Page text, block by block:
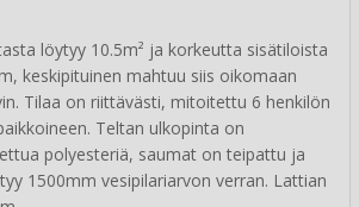
löytyy 10.5m² ja korkeutta sisätiloista
keskipituinen mahtuu siis oikomaan
Tilaa on riittävästi, mitoitettu 6 henkilön
Teltan ulkopinta on
polyesteriä, saumat on teipattu ja
1500mm vesipilariarvon verran. Lattian